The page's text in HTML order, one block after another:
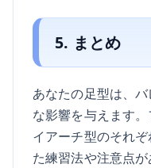
5. まとめ
あなたの足型は、
な影響を与えます
イアーチ型のそれ
た練習法や注意点